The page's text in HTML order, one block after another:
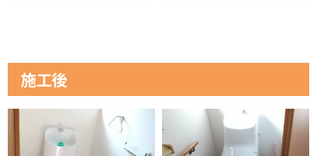
施工後